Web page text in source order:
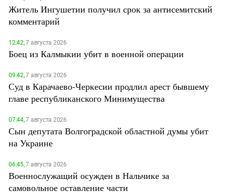
Житель Ингушетии получил срок за антисемитский
комментарий
12:42,7 августа 2026
Боец из Калмыкии убит в военной операции
09:42,7 августа 2026
Суд в Карачаево-Черкесии продлил арест бывшему
главе республиканского Минимущества
07:44,7 августа 2026
Сын депутата Волгоградской областной думы убит
на Украине
06:45,7 августа 2026
Военнослужащий осужден в Нальчике за
самовольное оставление части